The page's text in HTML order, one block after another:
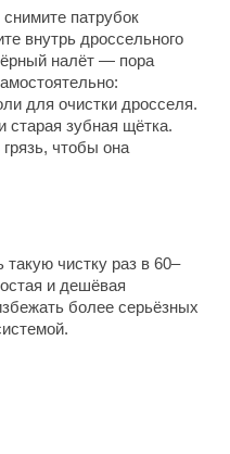
патрубок
внутрь дроссельного
налёт — пора
для очистки дросселя.
старая зубная щётка.
чтобы она
чистку раз в 60–
и дешёвая
более серьёзных